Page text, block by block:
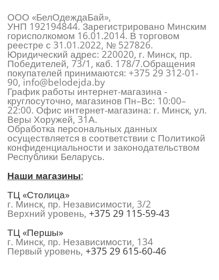
ООО «БелОдеждаБай»,
УНП 192194844. Зарегистрировано Минским
горисполкомом 16.01.2014. В торговом
реестре с 31.01.2022, № 527826.
Юридический адрес: 220020, г. Минск, пр.
Победителей, 73/1, каб. 178/7.Обращения
покупателей принимаются: +375 29 312-01-
90,info@belodejda.by
График работы интернет-магазина -
круглосуточно, магазинов Пн–Вс: 10:00–
22:00. Офис интернет-магазина: г. Минск, ул.
Веры Хоружей, 31А.
Обработка персональных данных
осуществляется в соответствии с Политикой
конфиденциальности и законодательством
Республики Беларусь.
Наши магазины:
ТЦ «Столица»
г. Минск, пр. Независимости, 3/2
Верхний уровень, +375 29 115-59-43
ТЦ «Першы»
г. Минск, пр. Независимости, 134
Первый уровень, +375 29 615-60-46